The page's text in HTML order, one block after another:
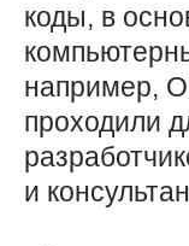
коды, в
например,
проходили
и